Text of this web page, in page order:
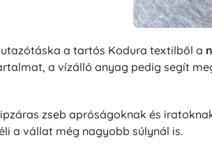
utazótáska a tartós Kodura textilből a
a vízálló anyag pedig segít
zseb apróságoknak és
a vállat még nagyobb súlynál is.